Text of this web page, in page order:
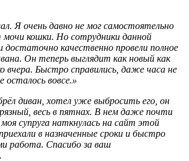
Я очень давно не мог самостоятельно
кошки. Но сотрудники данной
достаточно качественно провели полное
Он теперь выглядит как новый как
вчера. Быстро справились, даже часа не
осталось вовсе.»
диван, хотел уже выбросить его, он
весь в пятнах. В нем даже почти
моя супруга наткнулась на сайт этой
в назначенные сроки и быстро
работа. Спасибо за ваш